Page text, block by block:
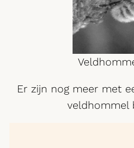
Er zijn nog meer met
veldhommel